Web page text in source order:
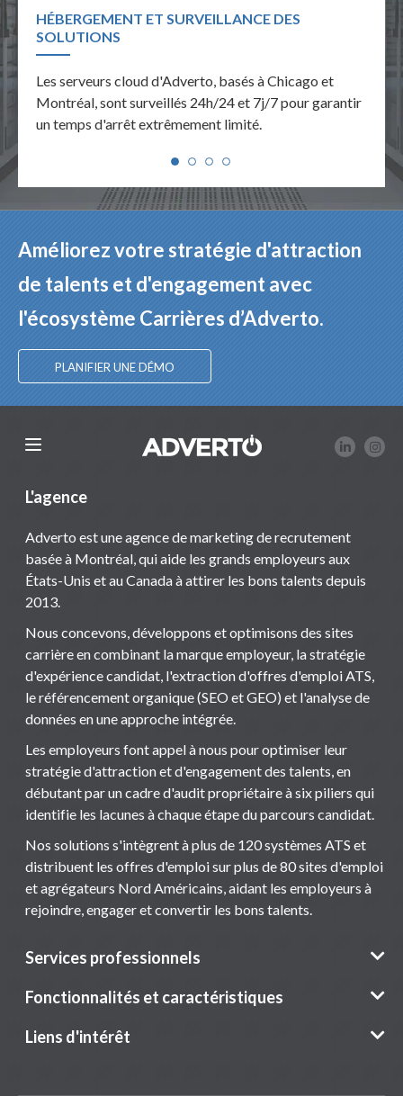
site
HÉBERGEMENT ET SURVEILLANCE DES
SOLUTIONS
Les serveurs cloud d'Adverto, basés à Chicago et
Montréal, sont surveillés 24h/24 et 7j/7 pour garantir
un temps d'arrêt extrêmement limité.
Améliorez votre stratégie d'attraction
de talents et d'engagement avec
l'écosystème Carrières d’Adverto.
PLANIFIER UNE DÉMO
L'agence
Adverto est une agence de marketing de recrutement
basée à Montréal, qui aide les grands employeurs aux
États-Unis et au Canada à attirer les bons talents depuis
2013.
Nous concevons, développons et optimisons des sites
carrière en combinant la marque employeur, la stratégie
d'expérience candidat, l'extraction d'offres d'emploi ATS,
le référencement organique (SEO et GEO) et l'analyse de
données en une approche intégrée.
Les employeurs font appel à nous pour optimiser leur
stratégie d'attraction et d'engagement des talents, en
débutant par un cadre d'audit propriétaire à six piliers qui
identifie les lacunes à chaque étape du parcours candidat.
Nos solutions s'intègrent à plus de 120 systèmes ATS et
distribuent les offres d'emploi sur plus de 80 sites d'emploi
et agrégateurs Nord Américains, aidant les employeurs à
rejoindre, engager et convertir les bons talents.
Services professionnels
Fonctionnalités et caractéristiques
Liens d'intérêt